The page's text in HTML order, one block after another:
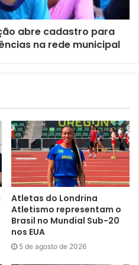
passarela não foi aberta
dias, principalmente em
como chuvas e ventos
abre cadastro para
na rede municipal
Atletas do Londrina
Atletismo representam o
Brasil no Mundial Sub-20
nos EUA
5 de agosto de 2026